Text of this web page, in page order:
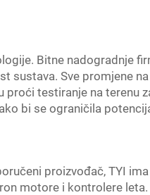
Bitne nadogradnje
sustava. Sve promjene na
testiranje na terenu
bi se ograničila
proizvođač, TYI
motore i kontrolere leta.